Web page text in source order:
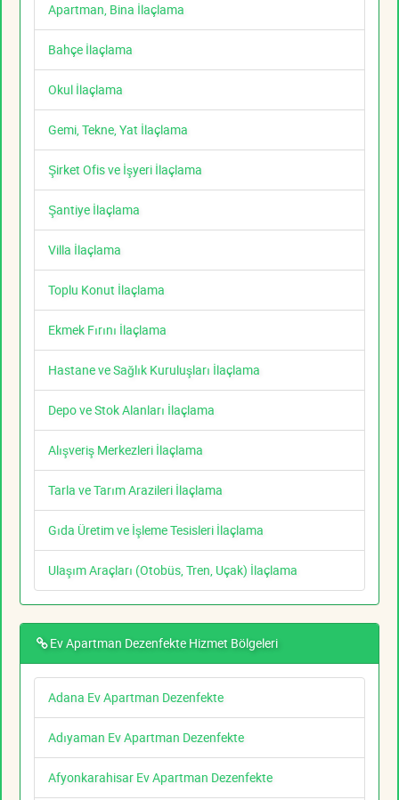
Apartman, Bina İlaçlama
Bahçe İlaçlama
Okul İlaçlama
Gemi, Tekne, Yat İlaçlama
Şirket Ofis ve İşyeri İlaçlama
Şantiye İlaçlama
Villa İlaçlama
Toplu Konut İlaçlama
Ekmek Fırını İlaçlama
Hastane ve Sağlık Kuruluşları İlaçlama
Depo ve Stok Alanları İlaçlama
Alışveriş Merkezleri İlaçlama
Tarla ve Tarım Arazileri İlaçlama
Gıda Üretim ve İşleme Tesisleri İlaçlama
Ulaşım Araçları (Otobüs, Tren, Uçak) İlaçlama
Ev Apartman Dezenfekte Hizmet Bölgeleri
Adana Ev Apartman Dezenfekte
Adıyaman Ev Apartman Dezenfekte
Afyonkarahisar Ev Apartman Dezenfekte